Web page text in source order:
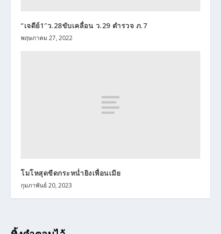
“เจดีย์1″ว.28ขับเคลื่อน ว.29 ตำรวจ ภ.7
พฤษภาคม 27, 2022
โมโหสุดขีดกระหน่ำยิงเพื่อนเมีย
กุมภาพันธ์ 20, 2023